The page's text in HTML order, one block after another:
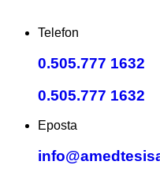
Telefon
0.505.777 1632
0.505.777 1632
Eposta